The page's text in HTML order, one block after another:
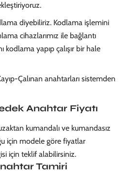
diyebiliriz. Kodlama işlemini
cihazlarımız ile bağlantı
kodlama yapıp çalışır bir hale
Çalınan anahtarları sistemden
Anahtar Fiyatı
kumandalı ve kumandasız
için modele göre fiyatlar
için teklif alabilirsiniz.
Tamiri